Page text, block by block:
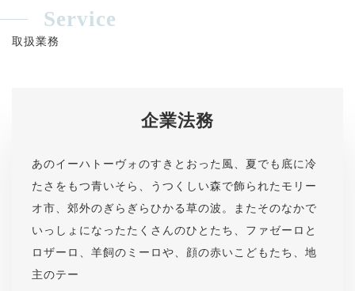
Service
取扱業務
企業法務
あのイーハトーヴォのすきとおった風、夏でも底に冷
たさをもつ青いそら、うつくしい森で飾られたモリー
オ市、郊外のぎらぎらひかる草の波。またそのなかで
いっしょになったたくさんのひとたち、ファゼーロと
ロザーロ、羊飼のミーロや、顔の赤いこどもたち、地
主のテー